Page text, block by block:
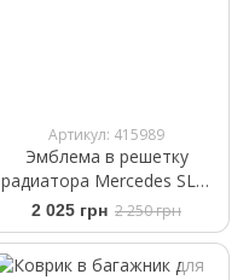
Артикул: 415989
Эмблема в решетку
радиатора Mercedes SLK-
Class R172 2011-2019
A0008880060 дзеркальна
зірка чорна
2 025 грн 2 250 грн